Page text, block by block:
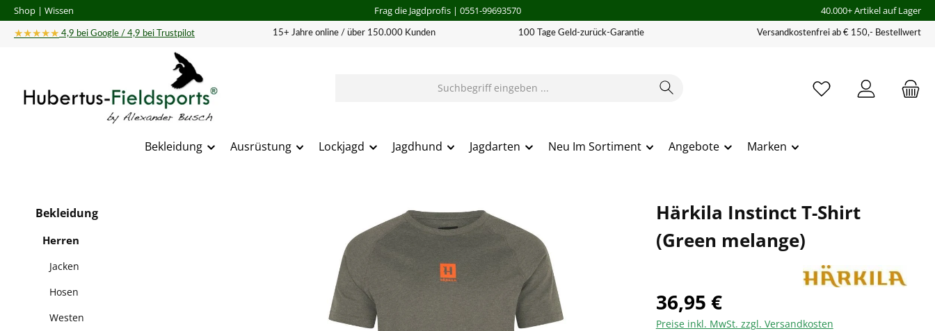
Hauptinhalt springen
Zur Suche springen
Zur Hauptnavigation springen
Shop | Wissen Frag die Jagdprofis| 0551-99693570 40.000+ Artikel auf Lager
★★★★★ 4,9 bei Google / 4,9 bei Trustpilot 15+ Jahre online / über 150.000 Kunden 100 Tage Geld-zurück-Garantie Versandkostenfrei ab € 150,- Bestellwert
Bekleidung Ausrüstung Lockjagd Jagdhund Jagdarten Neu Im Sortiment Angebote Marken
Bekleidung
Herren
Jacken
Hosen
Westen
Härkila Instinct T-Shirt
(Green melange)
36,95 €
Preise inkl. MwSt. zzgl. Versandkosten